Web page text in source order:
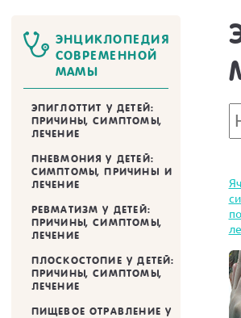
ЭНЦИКЛОПЕДИЯ
СОВРЕМЕННОЙ
МАМЫ
ЭПИГЛОТТИТ У ДЕТЕЙ:
ПРИЧИНЫ, СИМПТОМЫ,
ЛЕЧЕНИЕ
ПНЕВМОНИЯ У ДЕТЕЙ:
СИМПТОМЫ, ПРИЧИНЫ И
ЛЕЧЕНИЕ
РЕВМАТИЗМ У ДЕТЕЙ:
ПРИЧИНЫ, СИМПТОМЫ,
ЛЕЧЕНИЕ
ПЛОСКОСТОПИЕ У ДЕТЕЙ:
ПРИЧИНЫ, СИМПТОМЫ,
ЛЕЧЕНИЕ
ПИЩЕВОЕ ОТРАВЛЕНИЕ У